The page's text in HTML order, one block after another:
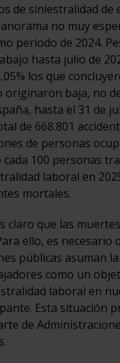
de siniestralidad de
no muy
periodo de 2024.
hasta julio de
los que
originaron baja, no
hasta el 31 de
de 668.801
de personas
cada 100 personas
laboral en
mortales.
claro que las
ello, es necesario
públicas asuman
como un
laboral en
Esta situación
de